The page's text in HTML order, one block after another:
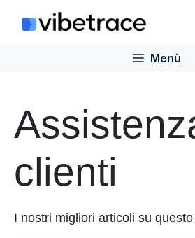
Menù
clienti
I nostri migliori articoli su